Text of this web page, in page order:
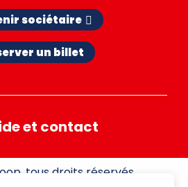
sociétaire
un billet
et contact
tous droits réservés